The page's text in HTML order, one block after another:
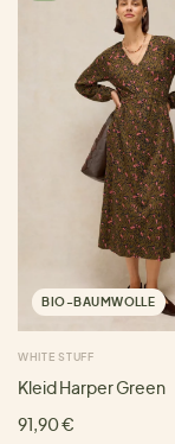
BIO-BAUMWOLLE
WHITE STUFF
Kleid Harper Green
91,90 €